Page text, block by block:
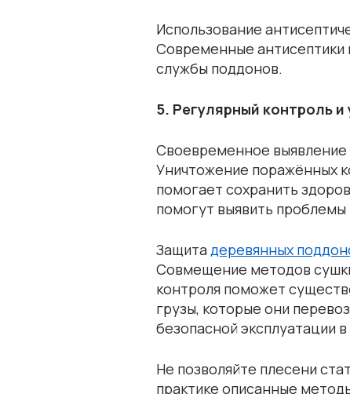
Использование
Современные антисептики
службы поддонов.
5. Регулярный контроль и
Своевременное
Уничтожение поражённых
помогает сохранить
помогут выявить проблемы
Защитадеревянных
Совмещение методов
контроля поможет
грузы, которые они
безопасной эксплуатации
Не позволяйте плесени
практике описанные